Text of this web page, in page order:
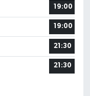
19:00
19:00
21:30
21:30